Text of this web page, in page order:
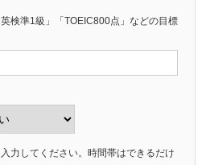
検準1級」「TOEIC800点」などの目標
力してください。時間帯はできるだけ